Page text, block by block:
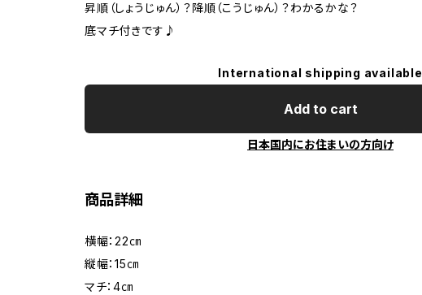
昇順（しょうじゅん）？降順（こうじゅん）？わかるかな？
底マチ付きです♪
International shipping available
Add to cart
日本国内にお住まいの方向け
商品詳細
横幅：22㎝
縦幅：15㎝
マチ：4㎝